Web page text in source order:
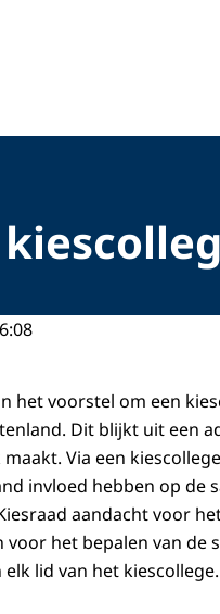
het voorstel om een
Dit blijkt uit een
Via een
invloed hebben op de
aandacht voor
voor het bepalen van de
lid van het kiescollege.